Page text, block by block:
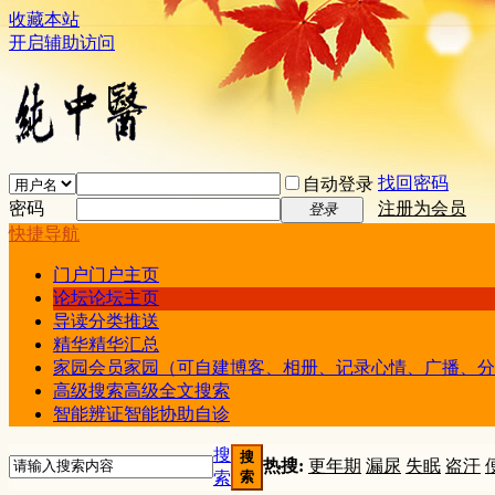
收藏本站
开启辅助访问
自动登录 找回密码
密码
登录
注册为会员
快捷导航
门户门户主页
论坛论坛主页
导读分类推送
精华精华汇总
家园会员家园（可自建博客、相册、记录心情、广播、
高级搜索高级全文搜索
智能辨证智能协助自诊
搜
索
搜
索
热搜: 更年期 漏尿 失眠 盗汗